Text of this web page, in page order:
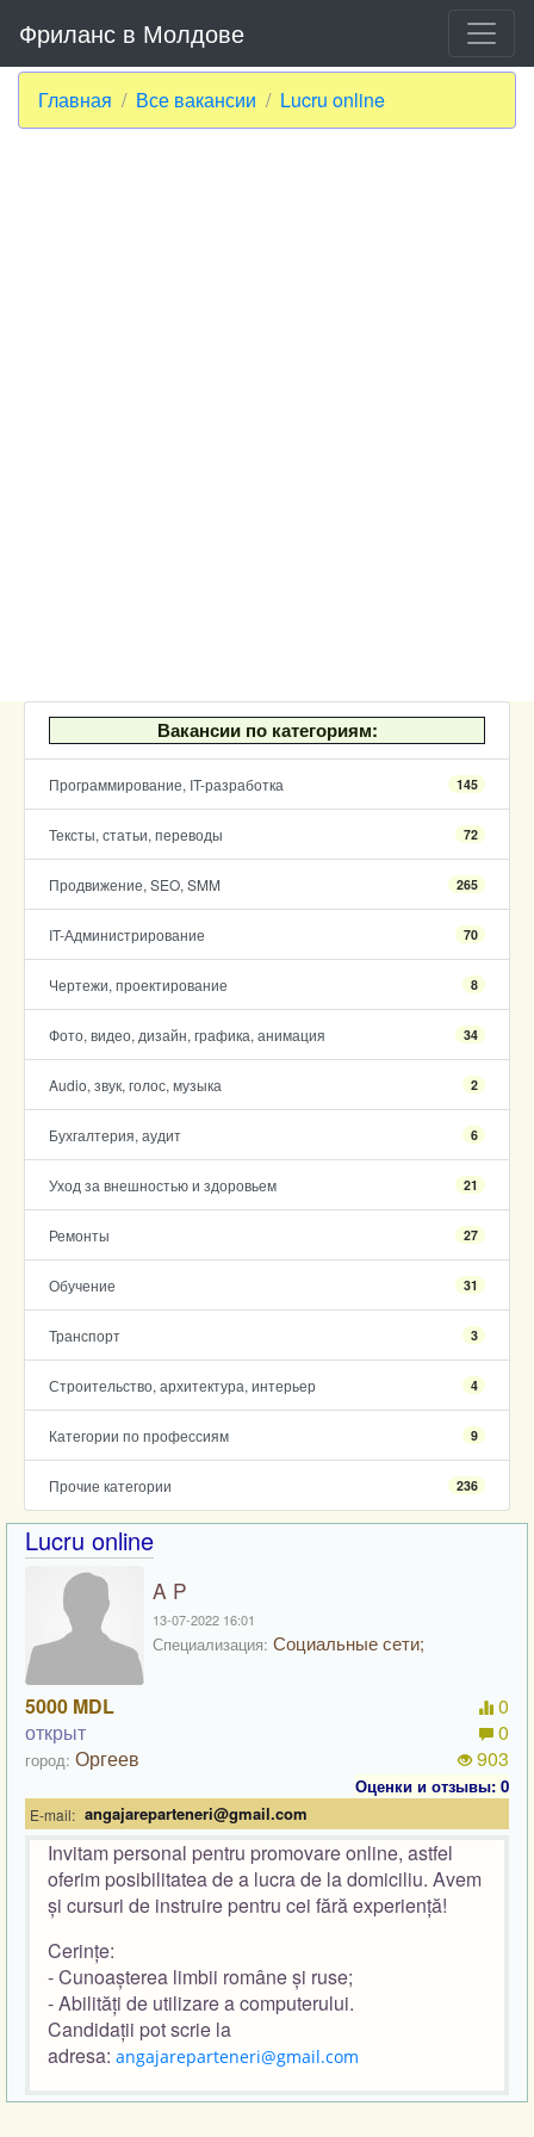
Фриланс в Молдове
Главная Все вакансии Lucru online
Вакансии по категориям:
Программирование, IT-разработка 145
Тексты, статьи, переводы 72
Продвижение, SEO, SMM 265
IT-Администрирование 70
Чертежи, проектирование 8
Фото, видео, дизайн, графика, анимация 34
Audio, звук, голос, музыка 2
Бухгалтерия, аудит 6
Уход за внешностью и здоровьем 21
Ремонты 27
Обучение 31
Транспорт 3
Строительство, архитектура, интерьер 4
Категории по профессиям 9
Прочие категории 236
Lucru online
A P
13-07-2022 16:01
Специализация: Социальные сети;
5000 MDL
открыт
город: Оргеев
0
0
903
Оценки и отзывы: 0
E-mail: angajareparteneri@gmail.com
Invitam personal pentru promovare online, astfel
oferim posibilitatea de a lucra de la domiciliu. Avem
și cursuri de instruire pentru cei fără experiență!
Cerințe:
- Cunoașterea limbii române și ruse;
- Abilități de utilizare a computerului.
Candidații pot scrie la
adresa: angajareparteneri@gmail.com